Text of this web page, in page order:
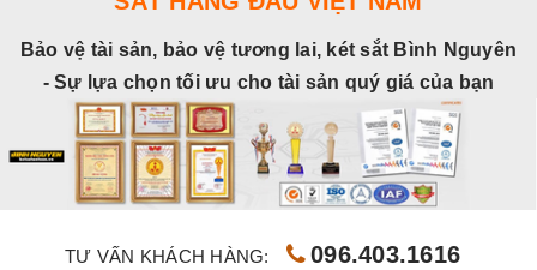
Bảo vệ tài sản, bảo vệ tương lai, két sắt Bình Nguyên
- Sự lựa chọn tối ưu cho tài sản quý giá của bạn
TƯ VẤN KHÁCH HÀNG:
096.403.1616